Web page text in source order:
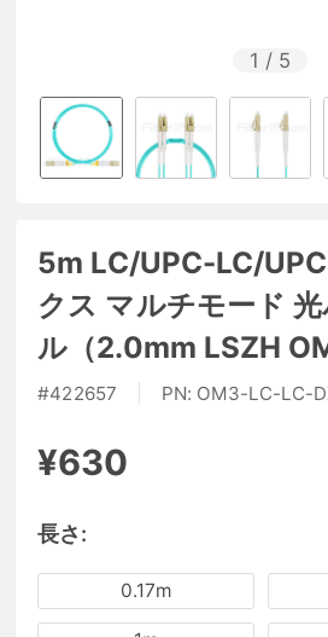
1 / 5
5m LC/UPC-LC/
クス マルチモード
ル（2.0mm LSZH
#422657 PN: OM3-LC-LC-
¥630
長さ:
0.17m